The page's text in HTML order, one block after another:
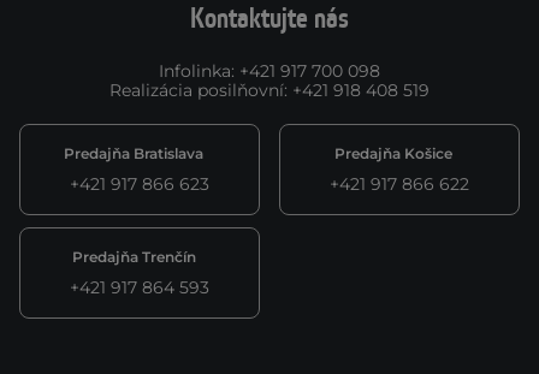
Kontaktujte nás
Infolinka: +421 917 700 098
Realizácia posilňovní: +421 918 408 519
Predajňa Bratislava
+421 917 866 623
Predajňa Košice
+421 917 866 622
Predajňa Trenčín
+421 917 864 593